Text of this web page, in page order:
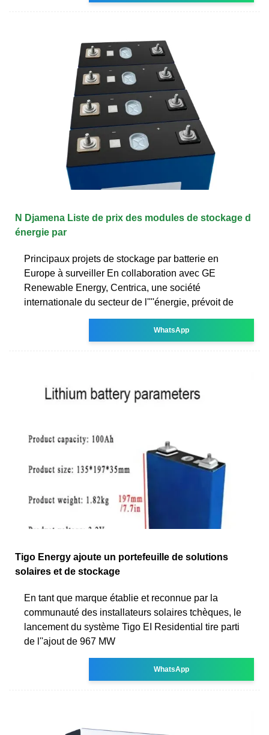
N Djamena Liste de prix des modules de stockage d
énergie par
Principaux projets de stockage par batterie en
Europe à surveiller En collaboration avec GE
Renewable Energy, Centrica, une société
internationale du secteur de l''''énergie, prévoit de
WhatsApp
Tigo Energy ajoute un portefeuille de solutions
solaires et de stockage
En tant que marque établie et reconnue par la
communauté des installateurs solaires tchèques, le
lancement du système Tigo EI Residential tire parti
de l''ajout de 967 MW
WhatsApp